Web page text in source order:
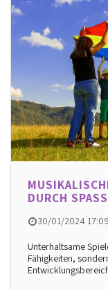
DURCH
30/01/2024 17:09
Unterhaltsame
Fähigkeiten,